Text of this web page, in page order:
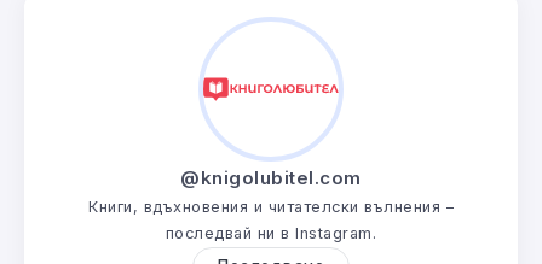
@knigolubitel.com
Книги, вдъхновения и читателски вълнения –
последвай ни в Instagram.